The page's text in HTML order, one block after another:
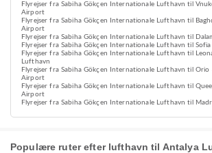
Flyrejser fra Sabiha Gökçen Internationale Lufthavn til
Airport
Flyrejser fra Sabiha Gökçen Internationale Lufthavn til
Airport
Flyrejser fra Sabiha Gökçen Internationale Lufthavn til
Flyrejser fra Sabiha Gökçen Internationale Lufthavn til
Flyrejser fra Sabiha Gökçen Internationale Lufthavn til
Lufthavn
Flyrejser fra Sabiha Gökçen Internationale Lufthavn til Orio
Airport
Flyrejser fra Sabiha Gökçen Internationale Lufthavn til
Airport
Flyrejser fra Sabiha Gökçen Internationale Lufthavn til
Populære ruter efter lufthavn til Antalya